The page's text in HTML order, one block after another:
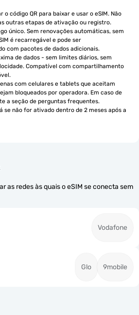
o código QR para baixar e usar o eSIM. Não
outras etapas de ativação ou registro.
único. Sem renovações automáticas, sem
é recarregável e pode ser
com pacotes de dados adicionais.
de dados - sem limites diários, sem
Compatível com compartilhamento
com celulares e tablets que aceitam
bloqueados por operadora. Em caso de
a seção de perguntas frequentes.
se não for ativado dentro de 2 meses após a
as redes às quais o eSIM se conecta sem
Vodafone
Glo 9mobile